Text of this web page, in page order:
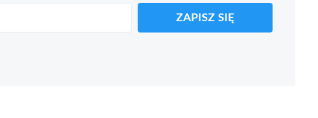
ZAPISZ SIĘ